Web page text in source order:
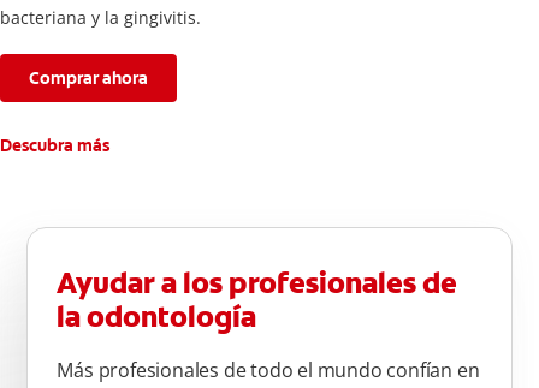
bacteriana y la gingivitis.
Comprar ahora
Descubra más
Ayudar a los profesionales de
la odontología
Más profesionales de todo el mundo confían en